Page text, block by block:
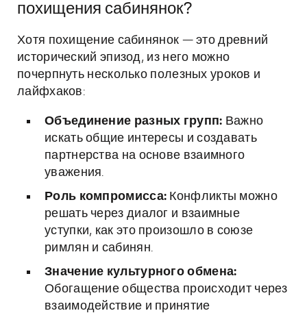
похищения сабинянок?
Хотя похищение сабинянок — это древний
исторический эпизод, из него можно
почерпнуть несколько полезных уроков и
лайфхаков:
Объединение разных групп: Важно
искать общие интересы и создавать
партнерства на основе взаимного
уважения.
Роль компромисса: Конфликты можно
решать через диалог и взаимные
уступки, как это произошло в союзе
римлян и сабинян.
Значение культурного обмена:
Обогащение общества происходит через
взаимодействие и принятие